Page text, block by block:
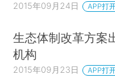
2015年09月24日 APP打
生态体制改革方案
机构
2015年09月23日 APP打